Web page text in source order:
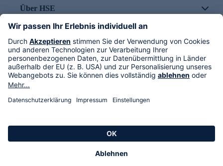
Über HSE
Im TV
HSE International